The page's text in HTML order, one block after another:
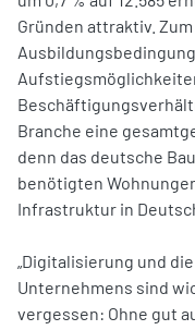
Gründen attraktiv.
Branche eine
denn das deutsche
benötigten
Infrastruktur in
„Digitalisierung und
Unternehmens sind
vergessen: Ohne gut